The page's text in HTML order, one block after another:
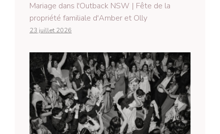
Mariage dans l'Outback NSW | Fête de la
propriété familiale d'Amber et Olly
23 juillet 2026